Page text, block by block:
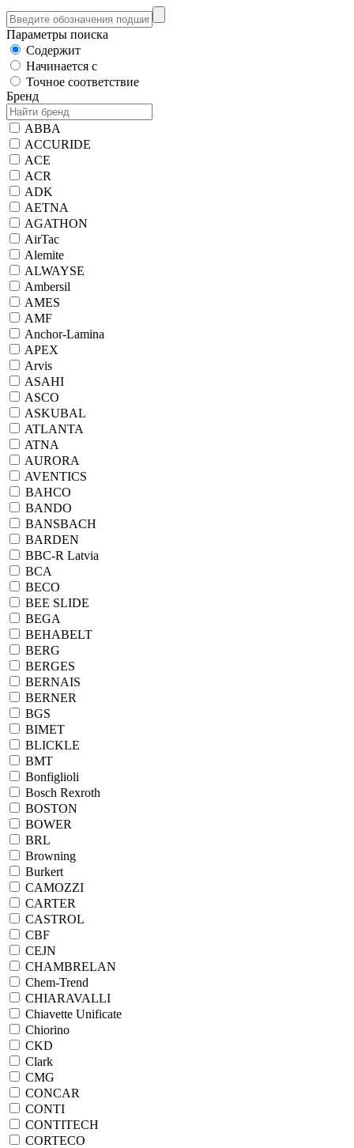
Параметры поиска
Содержит
Начинается с
Точное соответствие
Бренд
ABBA
ACCURIDE
ACE
ACR
ADK
AETNA
AGATHON
AirTac
Alemite
ALWAYSE
Ambersil
AMES
AMF
Anchor-Lamina
APEX
Arvis
ASAHI
ASCO
ASKUBAL
ATLANTA
ATNA
AURORA
AVENTICS
BAHCO
BANDO
BANSBACH
BARDEN
BBC-R Latvia
BCA
BECO
BEE SLIDE
BEGA
BEHABELT
BERG
BERGES
BERNAIS
BERNER
BGS
BIMET
BLICKLE
BMT
Bonfiglioli
Bosch Rexroth
BOSTON
BOWER
BRL
Browning
Burkert
CAMOZZI
CARTER
CASTROL
CBF
CEJN
CHAMBRELAN
Chem-Trend
CHIARAVALLI
Chiavette Unificate
Chiorino
CKD
Clark
CMG
CONCAR
CONTI
CONTITECH
CORTECO